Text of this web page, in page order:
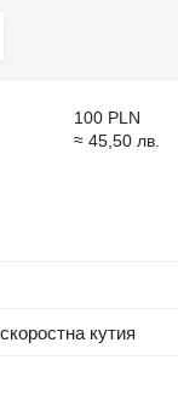
100 PLN
≈ 45,50 лв.
кутия